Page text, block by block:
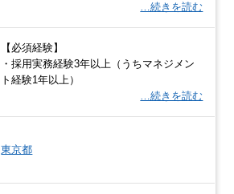
…続きを読む
【必須経験】
・採用実務経験3年以上（うちマネジメン
ト経験1年以上）
…続きを読む
東京都